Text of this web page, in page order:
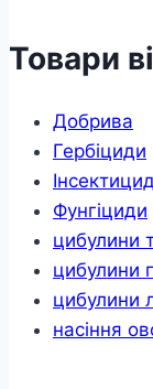
Товари
Добрива
Гербіциди
Фунгіциди
цибулини
цибулини
цибулини
насіння